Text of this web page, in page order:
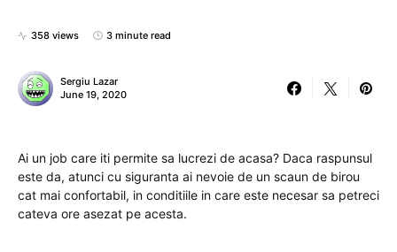
358 views 3 minute read
Sergiu Lazar
June 19, 2020
Ai un job care iti permite sa lucrezi de acasa? Daca raspunsul
este da, atunci cu siguranta ai nevoie de un scaun de birou
cat mai confortabil, in conditiile in care este necesar sa petreci
cateva ore asezat pe acesta.